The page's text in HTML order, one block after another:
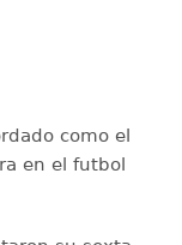
como el
en el futbol